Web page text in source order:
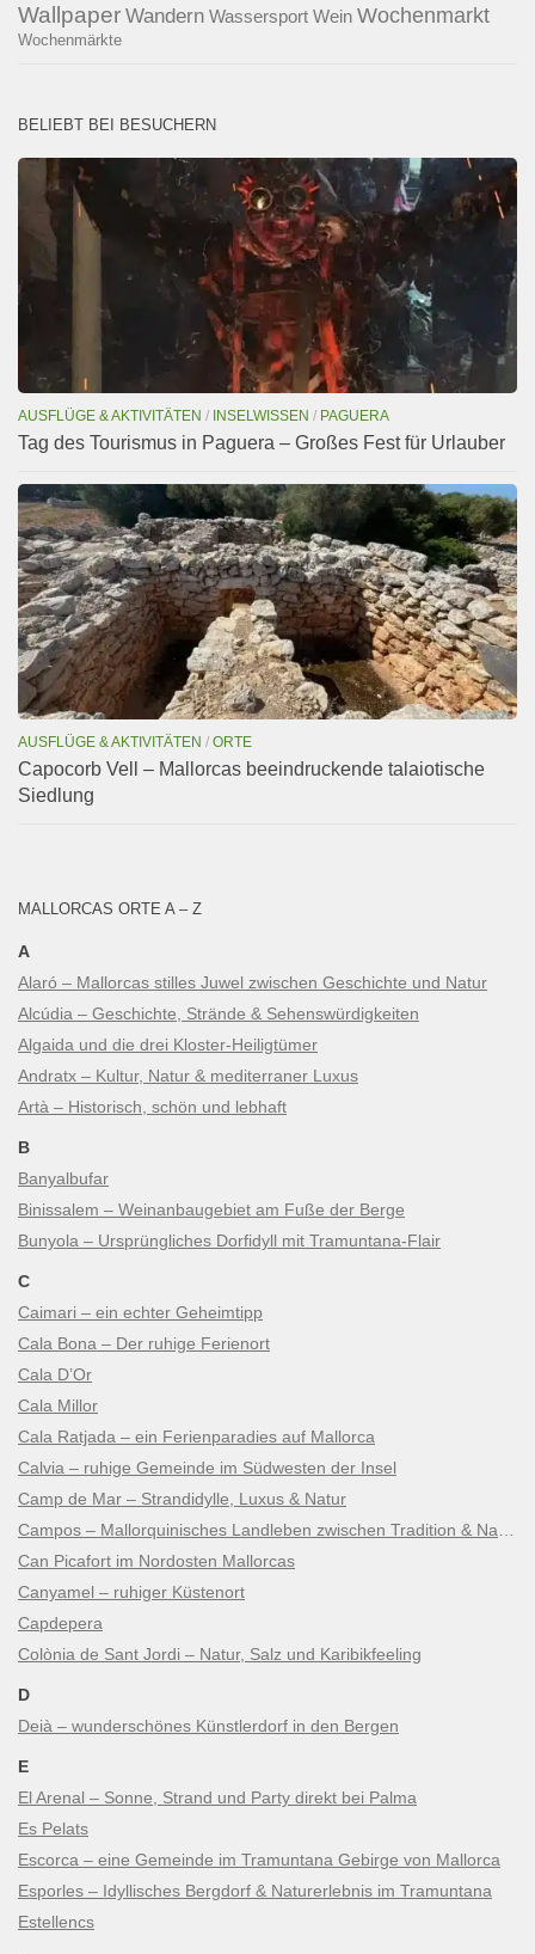
Wallpaper Wandern Wassersport Wein Wochenmarkt
Wochenmärkte
BELIEBT BEI BESUCHERN
AUSFLÜGE & AKTIVITÄTEN / INSELWISSEN / PAGUERA
Tag des Tourismus in Paguera – Großes Fest für Urlauber
AUSFLÜGE & AKTIVITÄTEN / ORTE
Capocorb Vell – Mallorcas beeindruckende talaiotische
Siedlung
MALLORCAS ORTE A – Z
A
Alaró – Mallorcas stilles Juwel zwischen Geschichte und Natur
Alcúdia – Geschichte, Strände & Sehenswürdigkeiten
Algaida und die drei Kloster-Heiligtümer
Andratx – Kultur, Natur & mediterraner Luxus
Artà – Historisch, schön und lebhaft
B
Banyalbufar
Binissalem – Weinanbaugebiet am Fuße der Berge
Bunyola – Ursprüngliches Dorfidyll mit Tramuntana-Flair
C
Caimari – ein echter Geheimtipp
Cala Bona – Der ruhige Ferienort
Cala D’Or
Cala Millor
Cala Ratjada – ein Ferienparadies auf Mallorca
Calvia – ruhige Gemeinde im Südwesten der Insel
Camp de Mar – Strandidylle, Luxus & Natur
Can Picafort im Nordosten Mallorcas
Canyamel – ruhiger Küstenort
Capdepera
Colònia de Sant Jordi – Natur, Salz und Karibikfeeling
D
Deià – wunderschönes Künstlerdorf in den Bergen
E
El Arenal – Sonne, Strand und Party direkt bei Palma
Es Pelats
Escorca – eine Gemeinde im Tramuntana Gebirge von Mallorca
Esporles – Idyllisches Bergdorf & Naturerlebnis im Tramuntana
Estellencs